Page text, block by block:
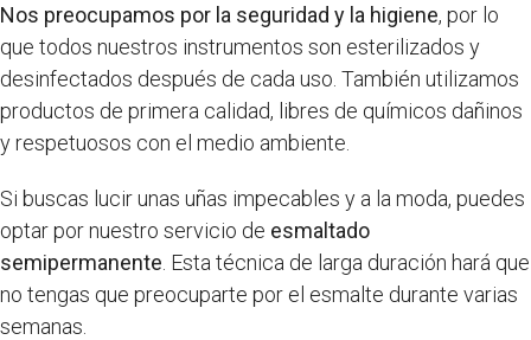
Nos preocupamos por la seguridad y la higiene, por lo
que todos nuestros instrumentos son esterilizados y
desinfectados después de cada uso. También utilizamos
productos de primera calidad, libres de químicos dañinos
y respetuosos con el medio ambiente.
Si buscas lucir unas uñas impecables y a la moda, puedes
optar por nuestro servicio de esmaltado
semipermanente . Esta técnica de larga duración hará que
no tengas que preocuparte por el esmalte durante varias
semanas.